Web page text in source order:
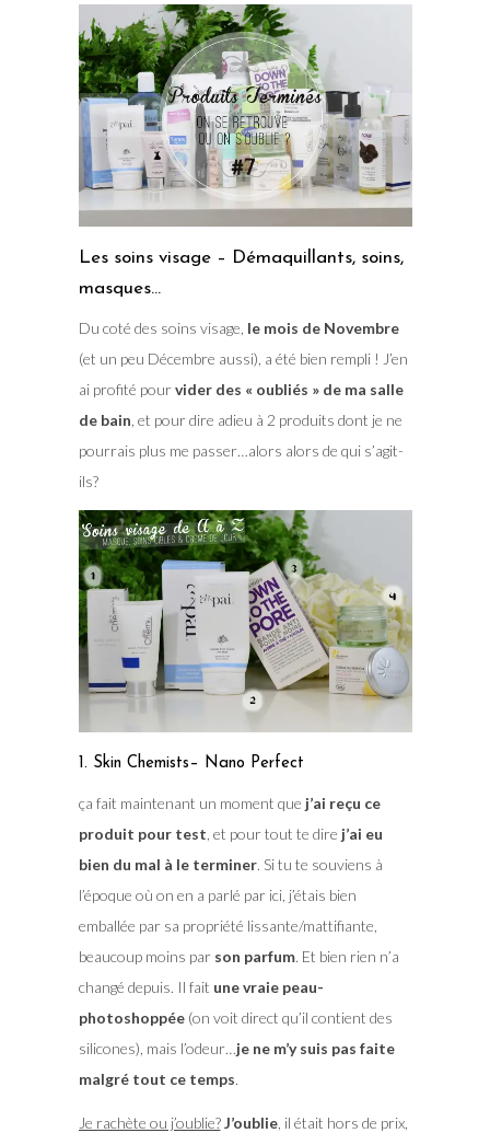
Les soins visage – Démaquillants, soins,
masques…
Du coté des soins visage, le mois de Novembre
(et un peu Décembre aussi), a été bien rempli ! J’en
ai profité pourvider des « oubliés » de ma salle
de bain , et pour dire adieu à 2 produits dont je ne
pourrais plus me passer…alors alors de qui s’agit-
ils?
1. Skin Chemists– Nano Perfect
ça fait maintenant un moment que j’ai reçu ce
produit pour test , et pour tout te dire j’ai eu
bien du mal à le terminer. Si tu te souviens à
l’époque où on en a parlé par ici, j’étais bien
emballée par sa propriété lissante/mattifiante,
beaucoup moins par son parfum. Et bien rien n’a
changé depuis. Il fait une vraie peau-
photoshoppée(on voit direct qu’il contient des
silicones), mais l’odeur…je ne m’y suis pas faite
malgré tout ce temps.
Je rachète ou j’oublie?J’oublie, il était hors de prix,